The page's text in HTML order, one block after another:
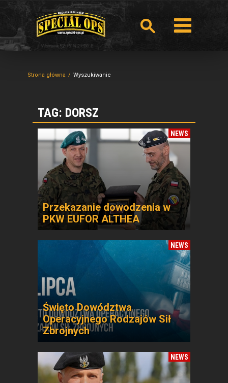
Strona główna Wyszukiwanie
TAG: DORSZ
NEWS
Przekazanie dowodzenia w
PKW EUFOR ALTHEA
NEWS
Święto Dowództwa
Operacyjnego Rodzajów Sił
Zbrojnych
NEWS